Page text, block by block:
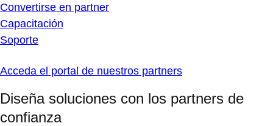
Convertirse en partner
Capacitación
Soporte
Acceda el portal de nuestros partners
Diseña soluciones con los partners de
confianza